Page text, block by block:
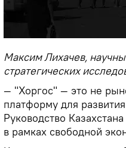
Максим Лихачев,
стратегических
— "Хоргос" — это не
платформу для
Руководство
в рамках свободной